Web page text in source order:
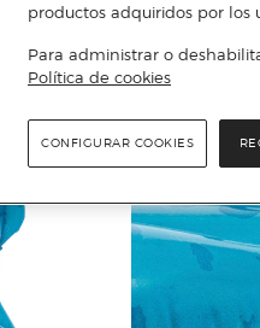
productos adquiridos por los
Para administrar o
Política de cookies
CONFIGURAR COOKIES